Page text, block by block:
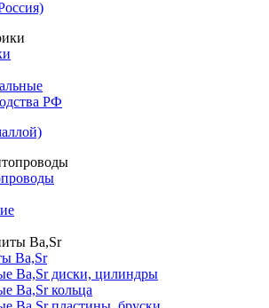
РФ
Ba,Sr
Ba,Sr диски, цилиндры
Ba,Sr кольца